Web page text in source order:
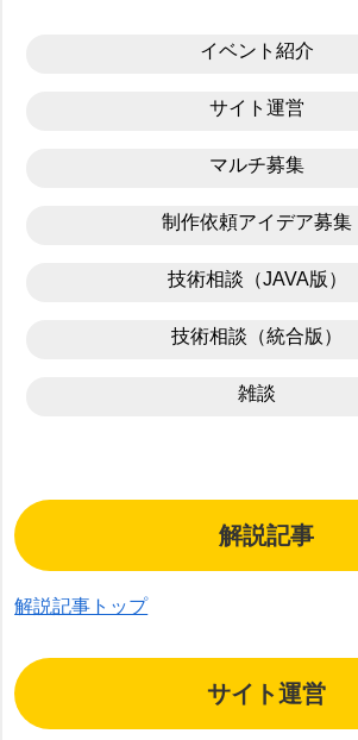
イベント紹介
サイト運営
マルチ募集
制作依頼アイデア募集
技術相談（JAVA版）
技術相談（統合版）
雑談
解説記事
解説記事トップ
サイト運営